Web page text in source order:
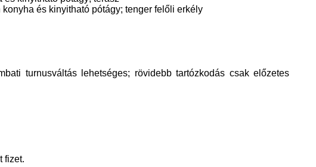
és kinyitható pótágy; tenger felőli erkély
turnusváltás lehetséges; rövidebb tartózkodás csak előzetes
fizet.